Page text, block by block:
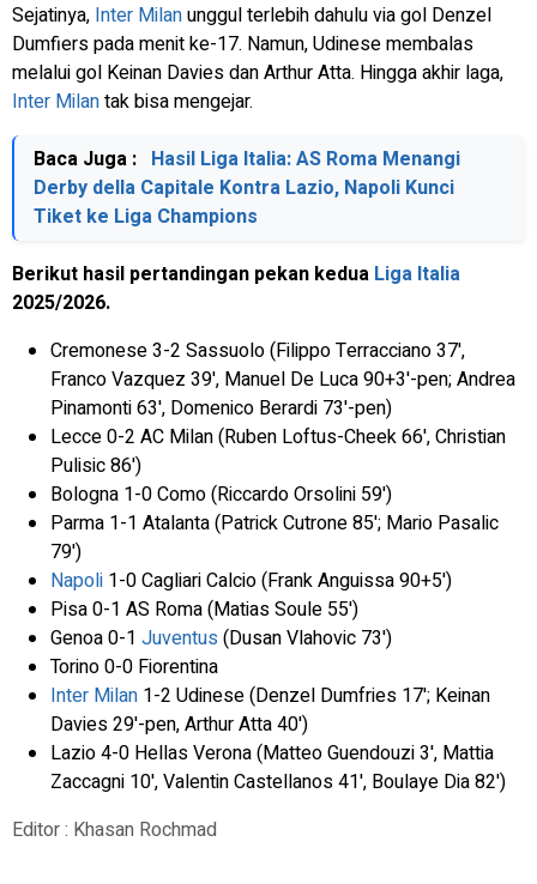
Sejatinya, Inter Milanunggul terlebih dahulu via gol Denzel
Dumfiers pada menit ke-17. Namun, Udinese membalas
melalui gol Keinan Davies dan Arthur Atta. Hingga akhir laga,
Inter Milantak bisa mengejar.
Baca Juga : Hasil Liga Italia: AS Roma Menangi
Derby della Capitale Kontra Lazio, Napoli Kunci
Tiket ke Liga Champions
Berikut hasil pertandingan pekan kedua Liga Italia
2025/2026.
Cremonese 3-2 Sassuolo (Filippo Terracciano 37',
Franco Vazquez 39', Manuel De Luca 90+3'-pen; Andrea
Pinamonti 63', Domenico Berardi 73'-pen)
Lecce 0-2 AC Milan (Ruben Loftus-Cheek 66', Christian
Pulisic 86')
Bologna 1-0 Como (Riccardo Orsolini 59')
Parma 1-1 Atalanta (Patrick Cutrone 85'; Mario Pasalic
79')
Napoli 1-0 Cagliari Calcio (Frank Anguissa 90+5')
Pisa 0-1 AS Roma (Matias Soule 55')
Genoa 0-1 Juventus (Dusan Vlahovic 73')
Torino 0-0 Fiorentina
Inter Milan 1-2 Udinese (Denzel Dumfries 17'; Keinan
Davies 29'-pen, Arthur Atta 40')
Lazio 4-0 Hellas Verona (Matteo Guendouzi 3', Mattia
Zaccagni 10', Valentin Castellanos 41', Boulaye Dia 82')
Editor : Khasan Rochmad